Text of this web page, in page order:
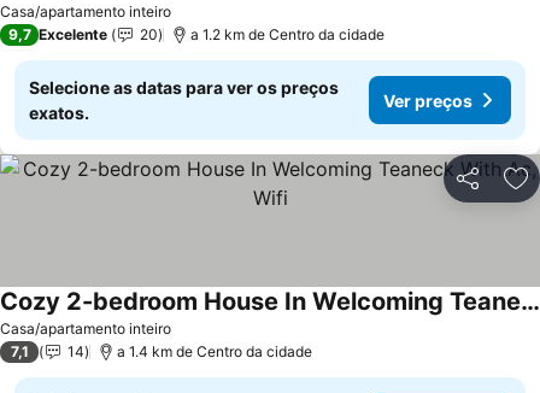
Casa/apartamento inteiro
Ver preços
9,7 Excelente 20 a 1.2 km de Centro da cidade
Selecione as datas para ver os preços
exatos.
Ver preços
Partilhar
Casa/apartamento inteiro
Cozy 2-bedroom House In Welcoming Teaneck With Ac, Wifi
Ver preços
7,1 14 a 1.4 km de Centro da cidade